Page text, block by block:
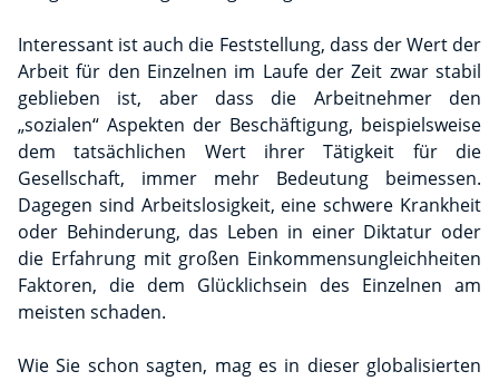
Interessant ist auch die Feststellung, dass der Wert der
Arbeit für den Einzelnen im Laufe der Zeit zwar stabil
geblieben ist, aber dass die Arbeitnehmer den
„sozialen“ Aspekten der Beschäftigung, beispielsweise
dem tatsächlichen Wert ihrer Tätigkeit für die
Gesellschaft, immer mehr Bedeutung beimessen.
Dagegen sind Arbeitslosigkeit, eine schwere Krankheit
oder Behinderung, das Leben in einer Diktatur oder
die Erfahrung mit großen Einkommensungleichheiten
Faktoren, die dem Glücklichsein des Einzelnen am
meisten schaden.
Wie Sie schon sagten, mag es in dieser globalisierten